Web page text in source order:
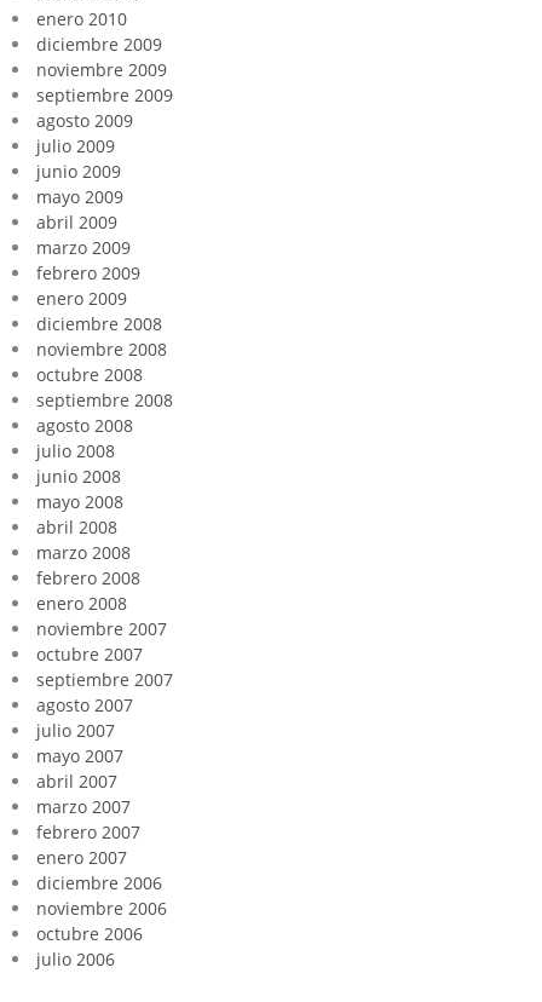
enero 2010
diciembre 2009
noviembre 2009
septiembre 2009
agosto 2009
julio 2009
junio 2009
mayo 2009
abril 2009
marzo 2009
febrero 2009
enero 2009
diciembre 2008
noviembre 2008
octubre 2008
septiembre 2008
agosto 2008
julio 2008
junio 2008
mayo 2008
abril 2008
marzo 2008
febrero 2008
enero 2008
noviembre 2007
octubre 2007
septiembre 2007
agosto 2007
julio 2007
mayo 2007
abril 2007
marzo 2007
febrero 2007
enero 2007
diciembre 2006
noviembre 2006
octubre 2006
julio 2006